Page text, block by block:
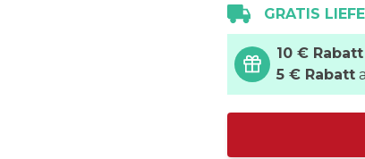
GRATIS
10 € Rabatt
5 € Rabatt